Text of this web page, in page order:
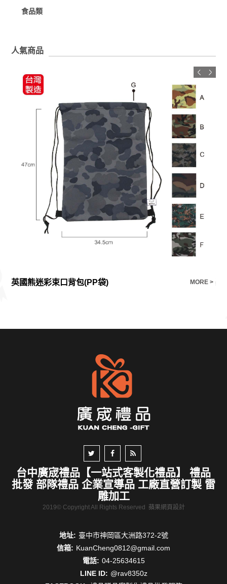
食品類
人氣商品
英國熊迷彩束口背包(PP袋) MORE >
台中廣宬禮品【一站式客製化禮品】 禮品
批發 部隊禮品 企業宣導品 工廠直營訂製 雷
雕加工
2019© Copyright All Rights Reserved 蘋果網頁設計
地址: 臺中市神岡區大洲路372-2號
信箱: KuanCheng0812@gmail.com
電話: 04-25634615
LINE ID: @rav8350z